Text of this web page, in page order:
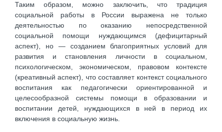
Таким образом, можно заключить, что традиция
социальной работы в России выражена не только
деятельностью по оказанию непосредственной
социальной помощи нуждающимся (дефицитарный
аспект), но — созданием благоприятных условий для
развития и становления личности в социальном,
психологическом, экономическом, правовом контексте
(креативный аспект), что составляет контекст социального
воспитания как педагогически ориентированной и
целесообразной системы помощи в образовании и
воспитании детей, нуждающихся в ней в период их
включения в социальную жизнь.